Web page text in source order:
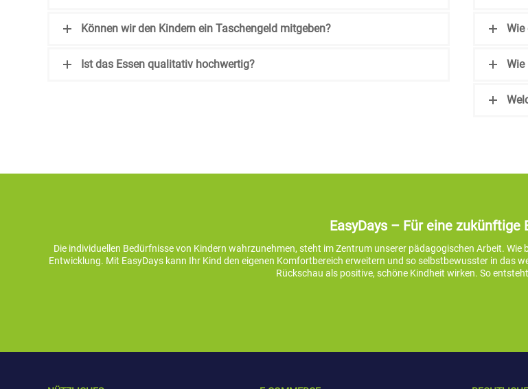
Können wir den Kindern ein Taschengeld mitgeben?
Ist das Essen qualitativ hochwertig?
Wie
Wie
EasyDays – Für eine zukünftige
Die individuellen Bedürfnisse von Kindern wahrzunehmen, steht im Zentrum unserer pädagogischen Arbeit.
Entwicklung. Mit EasyDays kann Ihr Kind den eigenen Komfortbereich erweitern und so selbstbewusster in das
Rückschau als positive, schöne Kindheit wirken. So